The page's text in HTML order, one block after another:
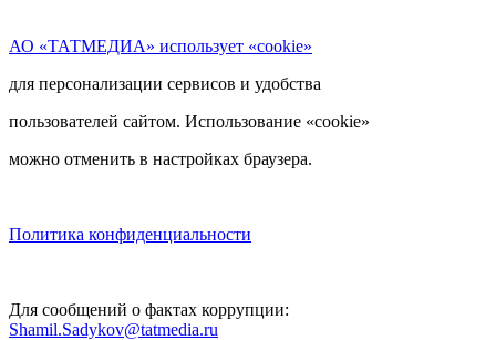
АО «ТАТМЕДИА» использует «cookie»
для персонализации сервисов и удобства
пользователей сайтом. Использование «cookie»
можно отменить в настройках браузера.
Политика конфиденциальности
Для сообщений о фактах коррупции:
Shamil.Sadykov@tatmedia.ru